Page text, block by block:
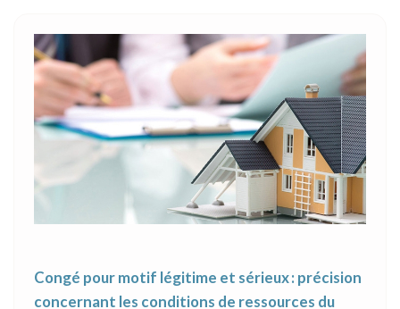
Congé pour motif légitime et sérieux : précision
concernant les conditions de ressources du